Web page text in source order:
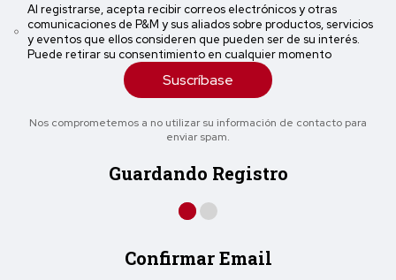
Al registrarse, acepta recibir correos electrónicos y otras
comunicaciones de P&M y sus aliados sobre productos, servicios
y eventos que ellos consideren que pueden ser de su interés.
Puede retirar su consentimiento en cualquier momento
Suscríbase
Nos comprometemos a no utilizar su información de contacto para
enviar spam.
Guardando Registro
Confirmar Email